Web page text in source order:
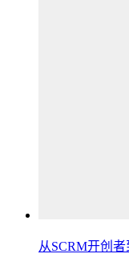
从SCRM开创